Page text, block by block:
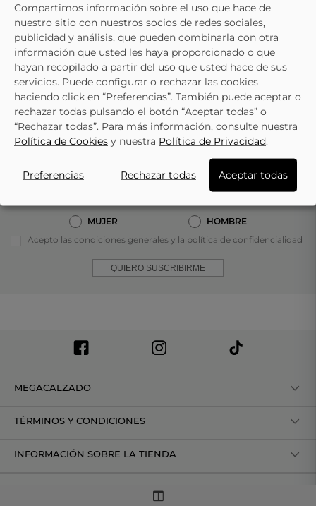
- 20%
NIKE Sneaker Nike
Court Borough Mid 2
Blancas
59,95 € 74,95 €
NUESTRA NEWSLETTER
MUJER
HOMBRE
Acepto las condiciones generales y la política de confidencialidad
QUIERO SUSCRIBIRME
MEGACALZADO
TÉRMINOS Y CONDICIONES
INFORMACIÓN SOBRE LA TIENDA
Compartimos información sobre el uso que hace de
nuestro sitio con nuestros socios de redes sociales,
publicidad y análisis, que pueden combinarla con otra
información que usted les haya proporcionado o que
hayan recopilado a partir del uso que usted hace de sus
servicios. Puede configurar o rechazar las cookies
haciendo click en “Preferencias”. También puede aceptar o
rechazar todas pulsando el botón “Aceptar todas” o
“Rechazar todas”. Para más información, consulte nuestra
Política de Cookies y nuestra Política de Privacidad.
Preferencias Rechazar todas Aceptar todas